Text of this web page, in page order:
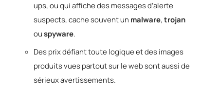
ups, ou qui affiche des messages d’alerte
suspects, cache souvent un malware,trojan
ouspyware.
Des prix défiant toute logique et des images
produits vues partout sur le web sont aussi de
sérieux avertissements.